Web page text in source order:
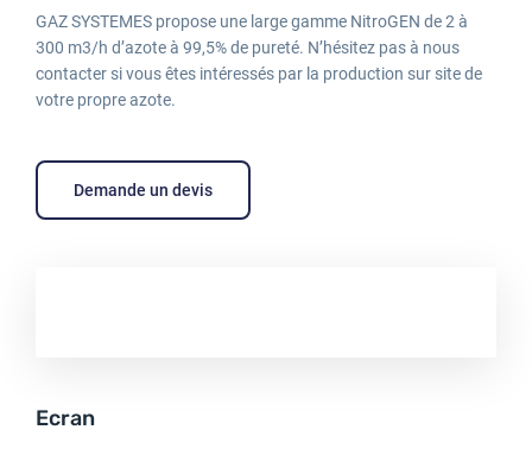
GAZ SYSTEMES propose une large gamme NitroGEN de 2 à
300 m3/h d’azote à 99,5% de pureté. N’hésitez pas à nous
contacter si vous êtes intéressés par la production sur site de
votre propre azote.
Demande un devis
Ecran